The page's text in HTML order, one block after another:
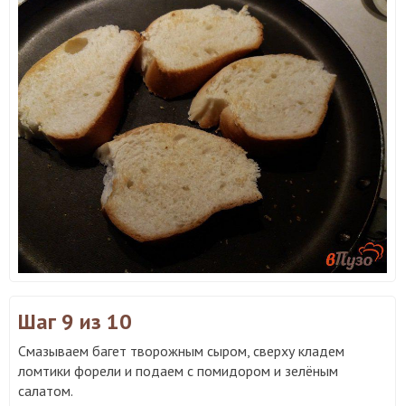
Шаг 9 из 10
Смазываем багет творожным сыром, сверху кладем
ломтики форели и подаем с помидором и зелёным
салатом.